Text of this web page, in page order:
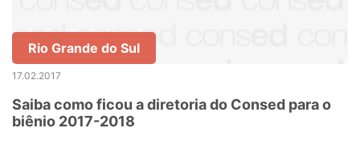
Rio Grande do Sul
17.02.2017
Saiba como ficou a diretoria do Consed para o
biênio 2017-2018